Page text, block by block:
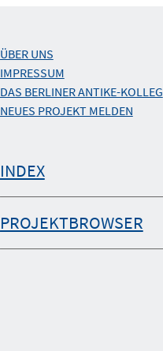
ÜBER UNS
IMPRESSUM
DAS BERLINER ANTIKE-KOLLEG
NEUES PROJEKT MELDEN
INDEX
PROJEKTBROWSER